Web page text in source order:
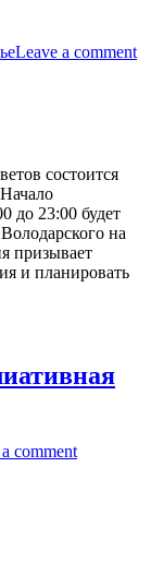
Leave a comment
состоится
до 23:00 будет
на
призывает
и планировать
comment